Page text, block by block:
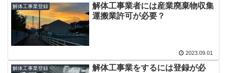
解体工事業登録
解体工事業者には産業廃棄物収集
運搬業許可が必要？
2023.09.01
解体工事業登録
解体工事業をするには登録が必